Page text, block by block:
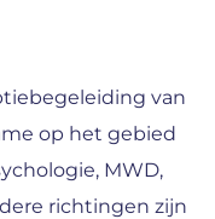
van
op het gebied
MWD,
richtingen zijn